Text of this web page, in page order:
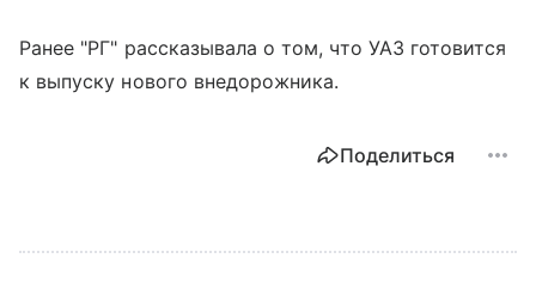
Ранее "РГ" рассказывала о том, что УАЗ готовится
к выпуску нового внедорожника.
Поделиться